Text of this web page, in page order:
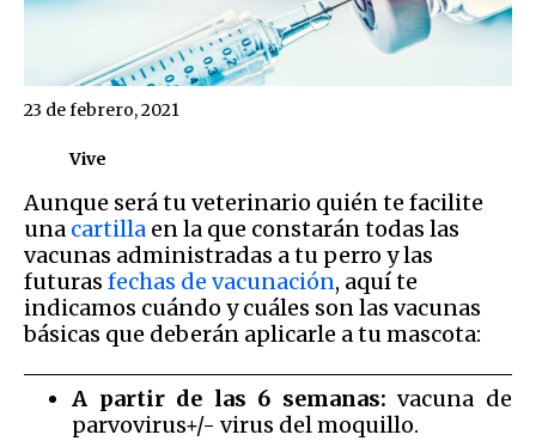
Vive
23 de febrero, 2021
Aunque será tu veterinario quién te facilite
una cartilla en la que constarán todas las
vacunas administradas a tu perro y las
futuras fechas de vacunación, aquí te
indicamos cuándo y cuáles son las vacunas
básicas que deberán aplicarle a tu mascota:
A partir de las 6 semanas: vacuna de
parvovirus+/- virus del moquillo.